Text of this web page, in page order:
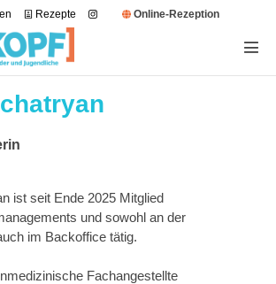
Rezepte Online-Rezeption
ist seit Ende 2025 Mitglied
und sowohl an der
im Backoffice tätig.
Fachangestellte